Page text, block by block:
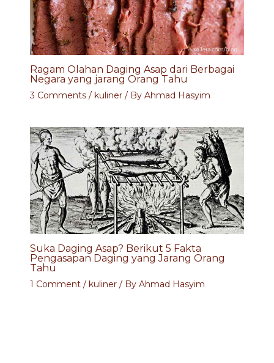
Ragam Olahan Daging Asap dari Berbagai
Negara yang jarang Orang Tahu
3 Comments / kuliner/ By Ahmad Hasyim
Suka Daging Asap? Berikut 5 Fakta
Pengasapan Daging yang Jarang Orang
Tahu
1 Comment / kuliner/ By Ahmad Hasyim